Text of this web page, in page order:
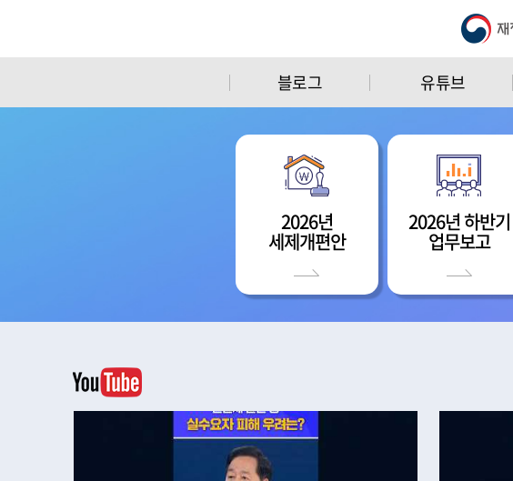
블로그 유튜브
2026년
세제개편안
2026년 하반기
업무보고